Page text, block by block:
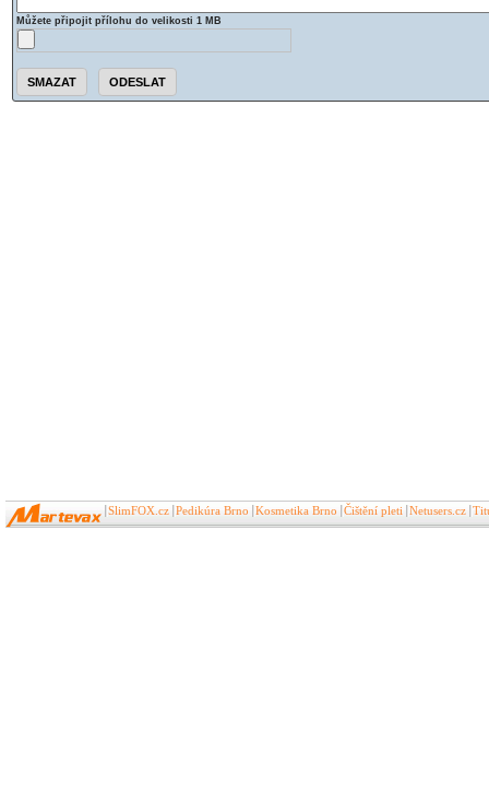
Můžete připojit přílohu do velikosti 1 MB
SlimFOX.cz Pedikúra Brno Kosmetika Brno Čištění pleti Netusers.cz